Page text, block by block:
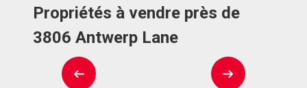
Propriétés à vendre près de
3806 Antwerp Lane